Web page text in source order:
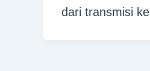
dari transmisi ke